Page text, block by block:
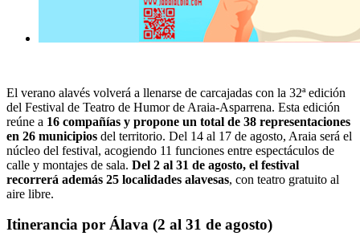
El verano alavés volverá a llenarse de carcajadas con la 32ª edición
del Festival de Teatro de Humor de Araia-Asparrena. Esta edición
reúne a 16 compañías y propone un total de 38 representaciones
en 26 municipios del territorio. Del 14 al 17 de agosto, Araia será el
núcleo del festival, acogiendo 11 funciones entre espectáculos de
calle y montajes de sala. Del 2 al 31 de agosto, el festival
recorrerá además 25 localidades alavesas, con teatro gratuito al
aire libre.
Itinerancia por Álava (2 al 31 de agosto)